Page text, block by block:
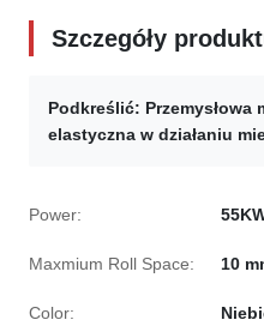
Szczegóły
Podkreślić: Przemysłowa
elastyczna w działaniu
Power:
Maxmium Roll Space: 10
Color: